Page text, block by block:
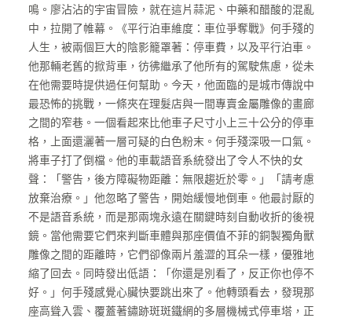
鳴。廖沾沾的宇宙冒險，就在這片蒜泥、中藥和醋酸的混亂
中，拉開了帷幕。《平行泊車維度：車位爭奪戰》何手殘的
人生，被兩個巨大的陰影籠罩著：停車費，以及平行泊車。
他那輛老舊的掀背車，彷彿繼承了他所有的駕駛焦慮，從未
在他需要時提供過任何幫助。今天，他面臨的是城市傳說中
最恐怖的挑戰，一條夾在理髮店與一間專賣金屬雕像的畫廊
之間的窄巷。一個看起來比他車子尺寸小上三十公分的停車
格，上面還灑著一層可疑的白色粉末。何手殘深吸一口氣。
將車子打了倒檔。他的車載語音系統發出了令人不快的女
聲：「警告，後方障礙物距離：無限趨近於零。」「請考慮
放棄治療。」他忽略了警告，開始緩慢地倒車。他最討厭的
不是語音系統，而是那兩塊永遠在關鍵時刻自動收折的後視
鏡。當他需要它們來判斷車體與那座價值不菲的銅製獨角獸
雕像之間的距離時，它們卻像兩片羞澀的耳朵一樣，優雅地
縮了回去。同時發出低語：「你還是別看了，反正你也停不
好。」何手殘感覺心臟快要跳出來了。他轉頭看去，發現那
座高聳入雲、覆蓋著鏽跡斑斑鐵網的多層機械式停車塔，正